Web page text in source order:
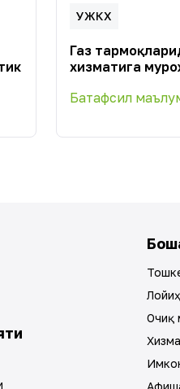
УЖКХ
Газ
хизматига
Батафсил
Очиқ